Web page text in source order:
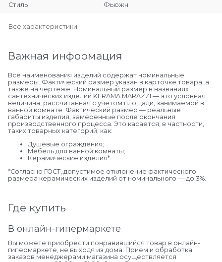
Стиль Фьюжн
Все характеристики
Важная информация
Все наименования изделий содержат номинальные
размеры. Фактический размер указан в карточке товара, а
также на чертеже. Номинальный размер в названиях
сантехнических изделий KERAMA MARAZZI — это условная
величина, рассчитанная с учетом площади, занимаемой в
ванной комнате. Фактический размер — реальные
габариты изделия, замеренные после окончания
производственного процесса. Это касается, в частности,
таких товарных категорий, как:
Душевые ограждения;
Мебель для ванной комнаты;
Керамические изделия*.
*Cогласно ГОСТ, допустимое отклонение фактического
размера керамических изделий от номинального — до 3%.
Где купить
В онлайн-гипермаркете
Вы можете приобрести понравившийся товар в онлайн-
гипермаркете, не выходя из дома. Прием и обработка
заказов менеджерами магазина осуществляется